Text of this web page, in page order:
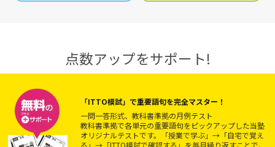
点数アップをサポート!
「ITTO模試」で重要語句を完全マスター！
一問一答形式、教科書準拠の月例テスト
教科書準拠で各単元の重要語句をピックアップした当塾
オリジナルテストです。「授業で学ぶ」→「自宅で覚え